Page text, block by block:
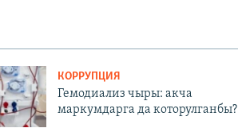
КОРРУПЦИЯ
Гемодиализ чыры: акча
маркумдарга да которулганбы?